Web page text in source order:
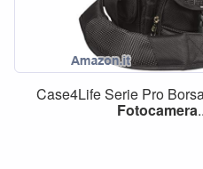
Case4Life Serie Pro
Fotocamera